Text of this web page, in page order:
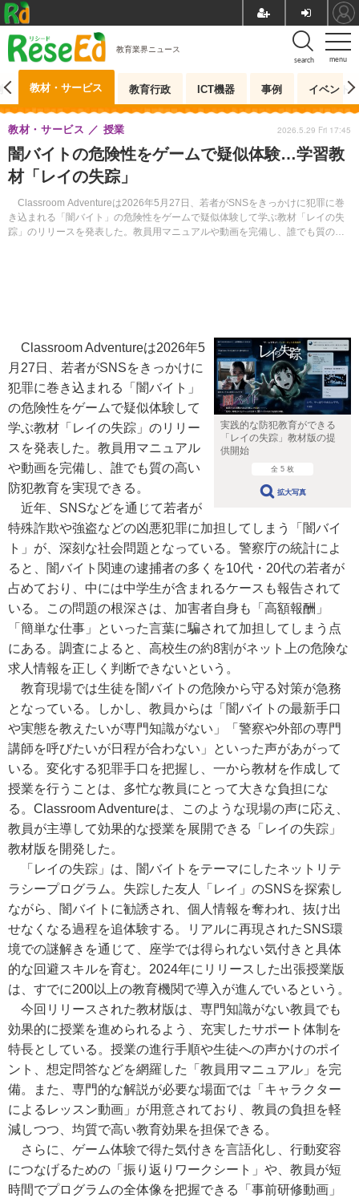
menu
search
教育業界ニュース
教材・サービス 教育行政 ICT機器 事例 イベント
闇バイトの危険性をゲームで疑似体験…学習教
材「レイの失踪」
Classroom Adventureは2026年5月27日、若者がSNSをきっかけに犯罪に巻
き込まれる「闇バイト」の危険性をゲームで疑似体験して学ぶ教材「レイの失
踪」のリリースを発表した。教員用マニュアルや動画を完備し、誰でも質の高
教材・サービス 授業 2026.5.29 Fri 17:45
実践的な防犯教育ができる
「レイの失踪」教材版の提
供開始
全 5 枚
拡大写真
Classroom Adventureは2026年5
月27日、若者がSNSをきっかけに
犯罪に巻き込まれる「闇バイト」
の危険性をゲームで疑似体験して
学ぶ教材「レイの失踪」のリリー
スを発表した。教員用マニュアル
や動画を完備し、誰でも質の高い
防犯教育を実現できる。
近年、SNSなどを通じて若者が
特殊詐欺や強盗などの凶悪犯罪に加担してしまう「闇バイ
ト」が、深刻な社会問題となっている。警察庁の統計によ
ると、闇バイト関連の逮捕者の多くを10代・20代の若者が
占めており、中には中学生が含まれるケースも報告されて
いる。この問題の根深さは、加害者自身も「高額報酬」
「簡単な仕事」といった言葉に騙されて加担してしまう点
にある。調査によると、高校生の約8割がネット上の危険な
求人情報を正しく判断できないという。
教育現場では生徒を闇バイトの危険から守る対策が急務
となっている。しかし、教員からは「闇バイトの最新手口
や実態を教えたいが専門知識がない」「警察や外部の専門
講師を呼びたいが日程が合わない」といった声があがって
いる。変化する犯罪手口を把握し、一から教材を作成して
授業を行うことは、多忙な教員にとって大きな負担にな
る。Classroom Adventureは、このような現場の声に応え、
教員が主導して効果的な授業を展開できる「レイの失踪」
教材版を開発した。
「レイの失踪」は、闇バイトをテーマにしたネットリテ
ラシープログラム。失踪した友人「レイ」のSNSを探索し
ながら、闇バイトに勧誘され、個人情報を奪われ、抜け出
せなくなる過程を追体験する。リアルに再現されたSNS環
境での謎解きを通じて、座学では得られない気付きと具体
的な回避スキルを育む。2024年にリリースした出張授業版
は、すでに200以上の教育機関で導入が進んでいるという。
今回リリースされた教材版は、専門知識がない教員でも
効果的に授業を進められるよう、充実したサポート体制を
特長としている。授業の進行手順や生徒への声かけのポイ
ント、想定問答などを網羅した「教員用マニュアル」を完
備。また、専門的な解説が必要な場面では「キャラクター
によるレッスン動画」が用意されており、教員の負担を軽
減しつつ、均質で高い教育効果を担保できる。
さらに、ゲーム体験で得た気付きを言語化し、行動変容
につなげるための「振り返りワークシート」や、教員が短
時間でプログラムの全体像を把握できる「事前研修動画」